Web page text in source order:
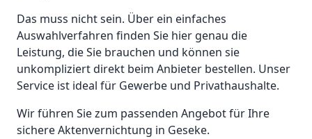
Das muss nicht sein. Über ein einfaches
Auswahlverfahren finden Sie hier genau die
Leistung, die Sie brauchen und können sie
unkompliziert direkt beim Anbieter bestellen. Unser
Service ist ideal für Gewerbe und Privathaushalte.
Wir führen Sie zum passenden Angebot für Ihre
sichere Aktenvernichtung in Geseke.